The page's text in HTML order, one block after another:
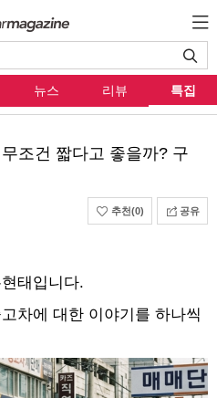
뉴스 리뷰 특집
조건 짧다고 좋을까? 구
추천(0) 공유
태입니다.
차에 대한 이야기를 하나씩